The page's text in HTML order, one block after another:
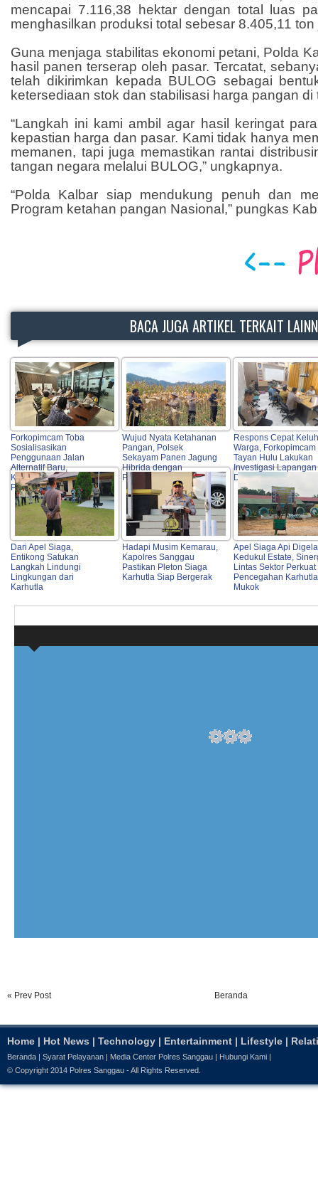
mencapai 7.116,38 hektar dengan total luas
menghasilkan produksi total sebesar 8.405,11
Guna menjaga stabilitas ekonomi petani, Polda
hasil panen terserap oleh pasar. Tercatat,
telah dikirimkan kepada BULOG sebagai
ketersediaan stok dan stabilisasi harga pangan di
“Langkah ini kami ambil agar hasil keringat
kepastian harga dan pasar. Kami tidak hanya
memanen, tapi juga memastikan rantai
tangan negara melalui BULOG,” ungkapnya.
“Polda Kalbar siap mendukung penuh dan
Program ketahan pangan Nasional,” pungkas
BACA JUGA ARTIKEL TERKAIT
Forkopimcam Toba
Sosialisasikan
Penggunaan Jalan
Alternatif Baru,
Keselamatan Warga Jadi
Prioritas Utama
Wujud Nyata Ketahanan
Pangan, Polsek
Sekayam Panen Jagung
Hibrida dengan
Produktivitas Tinggi
Respons Cepat
Warga, Forkopimcam
Tayan Hulu Lakukan
Investigasi
DAS Lape
Dari Apel Siaga,
Entikong Satukan
Langkah Lindungi
Lingkungan dari
Karhutla
Hadapi Musim Kemarau,
Kapolres Sanggau
Pastikan Pleton Siaga
Karhutla Siap Bergerak
Apel Siaga Api
Kedukul Estate,
Lintas Sektor Perkuat
Pencegahan
Mukok
« Prev Post Beranda
Home | Hot News | Technology | Entertainment | Lifestyle |
Beranda Syarat Pelayanan Media Center Polres Sanggau Hubungi Kami
© Copyright 2014 Polres Sanggau - All Rights Reserved.